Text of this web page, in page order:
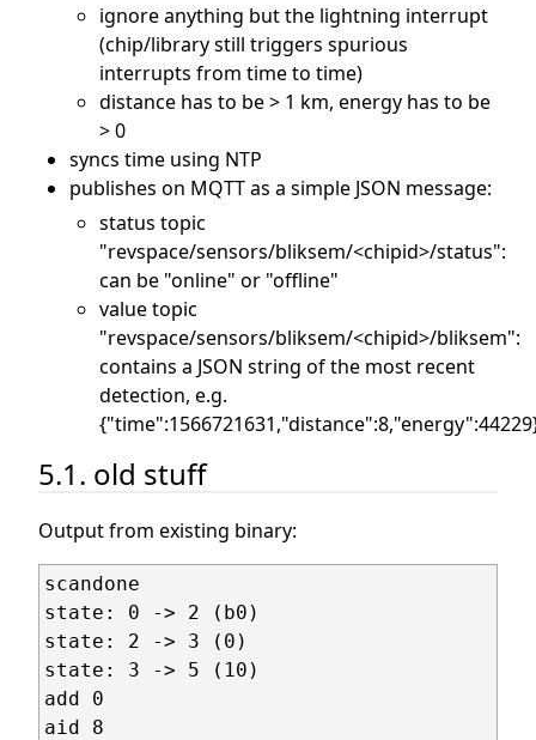
ignore anything but the lightning interrupt
(chip/library still triggers spurious
interrupts from time to time)
distance has to be > 1 km, energy has to be
> 0
syncs time using NTP
publishes on MQTT as a simple JSON message:
status topic
"revspace/sensors/bliksem/<chipid>/status":
can be "online" or "offline"
value topic
"revspace/sensors/bliksem/<chipid>/bliksem":
contains a JSON string of the most recent
detection, e.g.
5.1. old stuff
Output from existing binary:
scandone
state: 0 -> 2 (b0)
state: 2 -> 3 (0)
state: 3 -> 5 (10)
add 0
aid 8